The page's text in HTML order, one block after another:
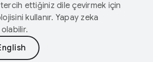
ettiğiniz dile çevirmek için
kullanır. Yapay zeka